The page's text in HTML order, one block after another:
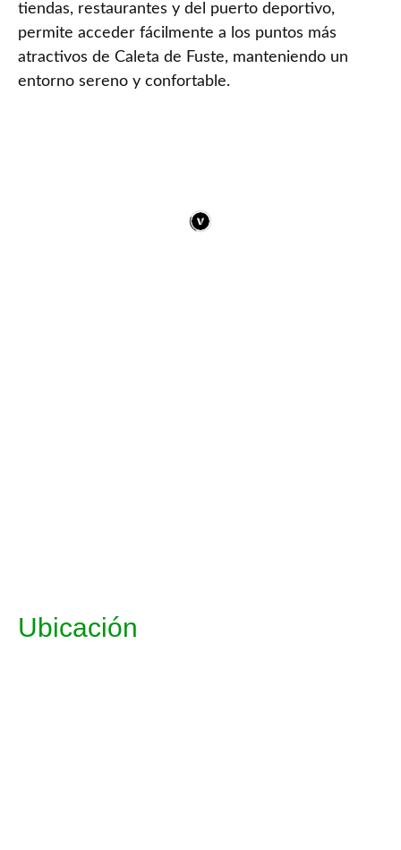
tiendas, restaurantes y del puerto deportivo,
permite acceder fácilmente a los puntos más
atractivos de Caleta de Fuste, manteniendo un
entorno sereno y confortable.
Ubicación